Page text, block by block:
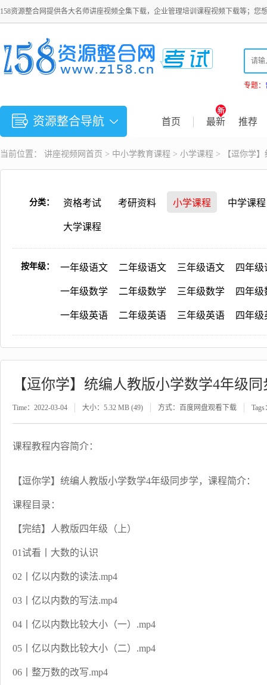
158资源整合网提供各大名师讲座视频全集下载，企业管理培训课程视频下载等；您
专题：
资源整合导航 首页 最新 推荐
当前位置： 讲座视频 网首页 > 中小学教育课程 > 小学课程 > 【逗你学
分类： 资格考试 考研资料 小学课程 中学课程
大学课程
按年级： 一年级语文 二年级语文 三年级语文 四年级
一年级数学 二年级数学 三年级数学 四年级
一年级英语 二年级英语 三年级英语 四年级
【逗你学】统编人教版小学数学4年级同
Time：2022-03-04 大小：5.32 MB (49) 方式：百度网盘观看下载 Tags
课程教程内容简介：
【逗你学】统编人教版小学数学4年级同步学，课程简介：
课程目录：
【完结】人教版四年级（上）
01试看丨大数的认识
02丨亿以内数的读法.mp4
03丨亿以内数的写法.mp4
04丨亿以内数比较大小（一）.mp4
05丨亿以内数比较大小（二）.mp4
06丨整万数的改写.mp4